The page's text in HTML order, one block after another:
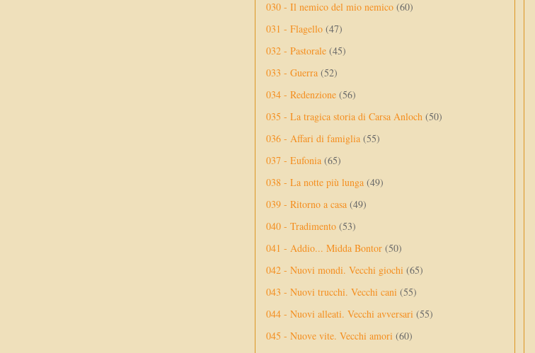
030 - Il nemico del mio nemico (60)
031 - Flagello (47)
032 - Pastorale (45)
033 - Guerra (52)
034 - Redenzione (56)
035 - La tragica storia di Carsa Anloch (50)
036 - Affari di famiglia (55)
037 - Eufonia (65)
038 - La notte più lunga (49)
039 - Ritorno a casa (49)
040 - Tradimento (53)
041 - Addio... Midda Bontor (50)
042 - Nuovi mondi. Vecchi giochi (65)
043 - Nuovi trucchi. Vecchi cani (55)
044 - Nuovi alleati. Vecchi avversari (55)
045 - Nuove vite. Vecchi amori (60)